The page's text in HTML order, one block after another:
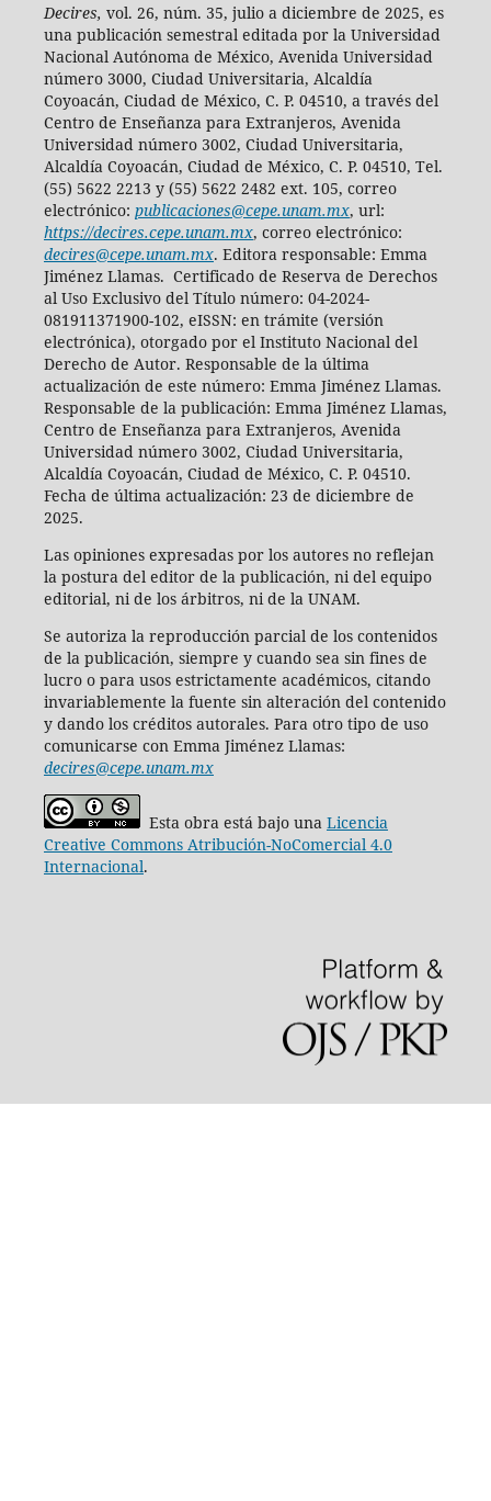
Decires, vol. 26, núm. 35, julio a diciembre de 2025, es
una publicación semestral editada por la Universidad
Nacional Autónoma de México, Avenida Universidad
número 3000, Ciudad Universitaria, Alcaldía
Coyoacán, Ciudad de México, C. P. 04510, a través del
Centro de Enseñanza para Extranjeros, Avenida
Universidad número 3002, Ciudad Universitaria,
Alcaldía Coyoacán, Ciudad de México, C. P. 04510, Tel.
(55) 5622 2213 y (55) 5622 2482 ext. 105, correo
electrónico: publicaciones@cepe.unam.mx, url:
https://decires.cepe.unam.mx, correo electrónico:
decires@cepe.unam.mx. Editora responsable: Emma
Jiménez Llamas. Certificado de Reserva de Derechos
al Uso Exclusivo del Título número: 04-2024-
081911371900-102, eISSN: en trámite (versión
electrónica), otorgado por el Instituto Nacional del
Derecho de Autor. Responsable de la última
actualización de este número: Emma Jiménez Llamas.
Responsable de la publicación: Emma Jiménez Llamas,
Centro de Enseñanza para Extranjeros, Avenida
Universidad número 3002, Ciudad Universitaria,
Alcaldía Coyoacán, Ciudad de México, C. P. 04510.
Fecha de última actualización: 23 de diciembre de
2025.
Las opiniones expresadas por los autores no reflejan
la postura del editor de la publicación, ni del equipo
editorial, ni de los árbitros, ni de la UNAM.
Se autoriza la reproducción parcial de los contenidos
de la publicación, siempre y cuando sea sin fines de
lucro o para usos estrictamente académicos, citando
invariablemente la fuente sin alteración del contenido
y dando los créditos autorales. Para otro tipo de uso
comunicarse con Emma Jiménez Llamas:
decires@cepe.unam.mx
Esta obra está bajo una Licencia
Creative Commons Atribución-NoComercial 4.0
Internacional.